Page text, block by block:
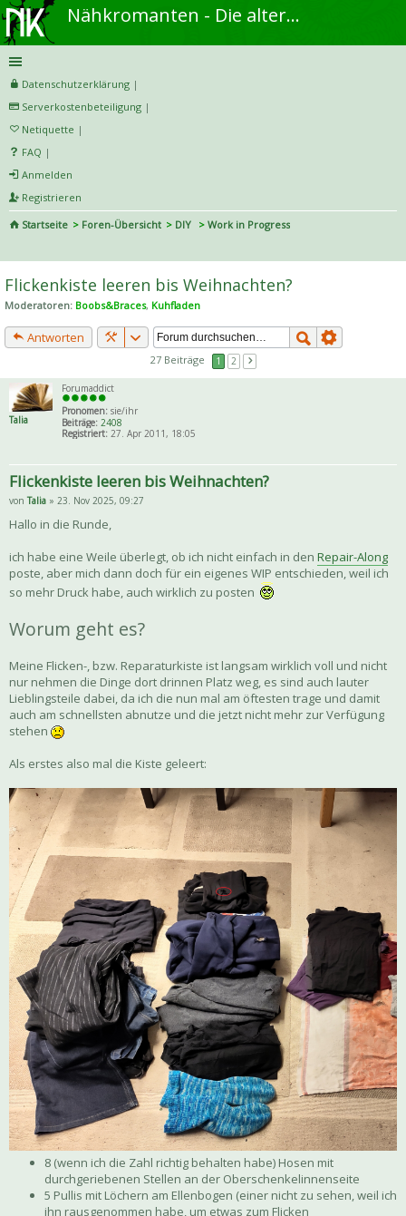
Nähkromanten - Die alternative Näh- und DIY-Community
Datenschutzerklärung |
Serverkostenbeteiligung |
Netiquette |
FAQ |
Anmelden
Registrieren
Startseite
Foren-Übersicht DIY
Work in Progress
he
Flickenkiste leeren bis Weihnachten?
Moderatoren: Boobs&Braces, Kuhfladen
Antworten
27 Beiträge 1 2
Talia
Forumaddict
Pronomen: sie/ihr
Beiträge: 2408
Registriert: 27. Apr 2011, 18:05
Flickenkiste leeren bis Weihnachten?
von Talia » 23. Nov 2025, 09:27
Hallo in die Runde,
ich habe eine Weile überlegt, ob ich nicht einfach in den Repair-Along
poste, aber mich dann doch für ein eigenes WIP entschieden, weil ich
so mehr Druck habe, auch wirklich zu posten
Worum geht es?
Meine Flicken-, bzw. Reparaturkiste ist langsam wirklich voll und nicht
nur nehmen die Dinge dort drinnen Platz weg, es sind auch lauter
Lieblingsteile dabei, da ich die nun mal am öftesten trage und damit
auch am schnellsten abnutze und die jetzt nicht mehr zur Verfügung
stehen
Als erstes also mal die Kiste geleert:
8 (wenn ich die Zahl richtig behalten habe) Hosen mit
durchgeriebenen Stellen an der Oberschenkelinnenseite
5 Pullis mit Löchern am Ellenbogen (einer nicht zu sehen, weil ich
ihn rausgenommen habe, um etwas zum Flicken